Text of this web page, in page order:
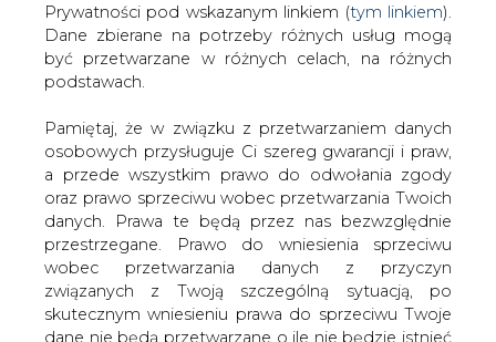
Prywatności pod wskazanym linkiem (tym linkiem).
Dane zbierane na potrzeby różnych usług mogą
być przetwarzane w różnych celach, na różnych
podstawach.
Pamiętaj, że w związku z przetwarzaniem danych
osobowych przysługuje Ci szereg gwarancji i praw,
a przede wszystkim prawo do odwołania zgody
oraz prawo sprzeciwu wobec przetwarzania Twoich
danych. Prawa te będą przez nas bezwzględnie
przestrzegane. Prawo do wniesienia sprzeciwu
wobec przetwarzania danych z przyczyn
związanych z Twoją szczególną sytuacją, po
skutecznym wniesieniu prawa do sprzeciwu Twoje
dane nie będą przetwarzane o ile nie będzie istnieć
Niemcy są za utrzymaniem dostaw
- Niemcy są zainteresowane tym, aby
ukraiński system przesyłu gazu (GTS) był
nadal wykorzystywany w celu realizacji